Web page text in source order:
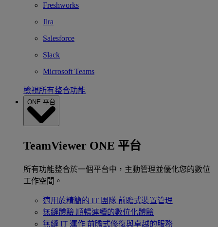
Freshworks
Jira
Salesforce
Slack
Microsoft Teams
檢視所有整合功能
ONE 平台
TeamViewer ONE 平台
所有功能整合於一個平台中，主動管理並優化您的數位
工作空間。
適用於精簡的 IT 團隊 前瞻式裝置管理
無縫體驗 順暢連續的數位化體驗
無縫 IT 運作 前瞻式修復與卓越的服務